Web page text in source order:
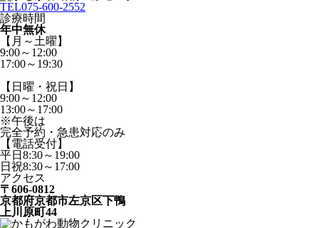
TEL075-600-2552
診療時間
年中無休
【月～土曜】
9:00～12:00
17:00～19:30
【日曜・祝日】
9:00～12:00
13:00～17:00
※午後は
完全予約・急患対応のみ
【電話受付】
平日8:30～19:00
日祝8:30～17:00
アクセス
〒606-0812
京都府京都市左京区下鴨
上川原町44